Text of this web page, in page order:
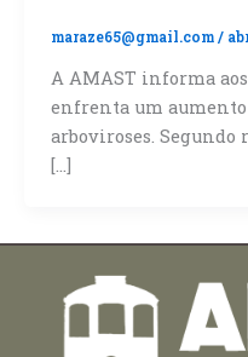
maraze65@gmail.com /
A AMAST informa
enfrenta um aumento
arboviroses.
[…]